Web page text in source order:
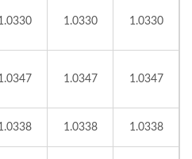
1.0330 1.0330
1.0347 1.0347
1.0338 1.0338